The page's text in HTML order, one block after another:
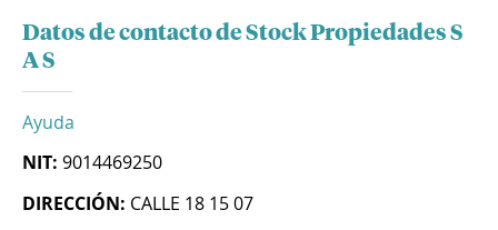
Datos de contacto de Stock Propiedades S
A S
Ayuda
NIT: 9014469250
DIRECCIÓN: CALLE 18 15 07